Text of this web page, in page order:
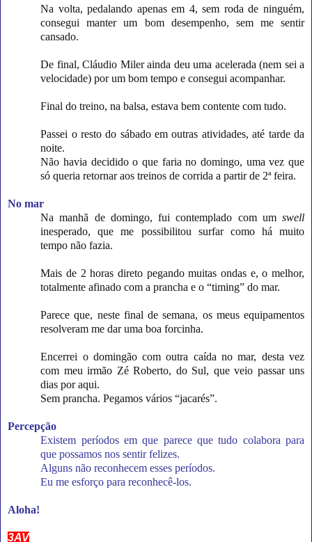
Na volta, pedalando apenas em 4, sem roda de ninguém,
consegui manter um bom desempenho, sem me sentir
cansado.
De final, Cláudio Miler ainda deu uma acelerada (nem sei a
velocidade) por um bom tempo e consegui acompanhar.
Final do treino, na balsa, estava bem contente com tudo.
Passei o resto do sábado em outras atividades, até tarde da
noite.
Não havia decidido o que faria no domingo, uma vez que
só queria retornar aos treinos de corrida a partir de 2ª feira.
No mar
Na manhã de domingo, fui contemplado com um swell
inesperado, que me possibilitou surfar como há muito
tempo não fazia.
Mais de 2 horas direto pegando muitas ondas e, o melhor,
totalmente afinado com a prancha e o “timing” do mar.
Parece que, neste final de semana, os meus equipamentos
resolveram me dar uma boa forcinha.
Encerrei o domingão com outra caída no mar, desta vez
com meu irmão Zé Roberto, do Sul, que veio passar uns
dias por aqui.
Sem prancha. Pegamos vários “jacarés”.
Percepção
Existem períodos em que parece que tudo colabora para
que possamos nos sentir felizes.
Alguns não reconhecem esses períodos.
Eu me esforço para reconhecê-los.
Aloha!
3AV